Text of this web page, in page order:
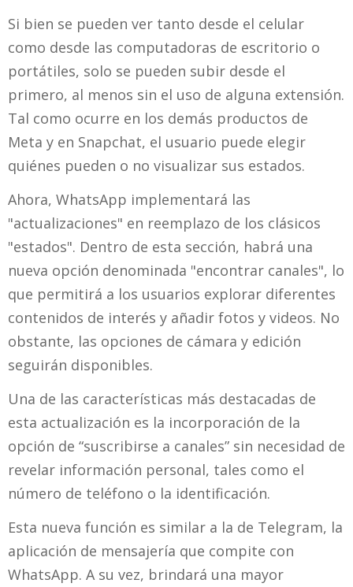
Si bien se pueden ver tanto desde el celular
como desde las computadoras de escritorio o
portátiles, solo se pueden subir desde el
primero, al menos sin el uso de alguna extensión.
Tal como ocurre en los demás productos de
Meta y en Snapchat, el usuario puede elegir
quiénes pueden o no visualizar sus estados.
Ahora, WhatsApp implementará las
"actualizaciones" en reemplazo de los clásicos
"estados". Dentro de esta sección, habrá una
nueva opción denominada "encontrar canales", lo
que permitirá a los usuarios explorar diferentes
contenidos de interés y añadir fotos y videos. No
obstante, las opciones de cámara y edición
seguirán disponibles.
Una de las características más destacadas de
esta actualización es la incorporación de la
opción de “suscribirse a canales” sin necesidad de
revelar información personal, tales como el
número de teléfono o la identificación.
Esta nueva función es similar a la de Telegram, la
aplicación de mensajería que compite con
WhatsApp. A su vez, brindará una mayor